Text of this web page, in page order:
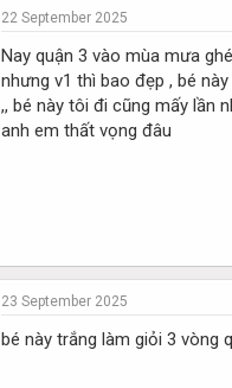
22 September 2025
Nay quận 3 vào mùa mưa
nhưng v1 thì bao đẹp , bé
,, bé này tôi đi cũng mấy lần
anh em thất vọng đâu
23 September 2025
bé này trắng làm giỏi 3 vòng